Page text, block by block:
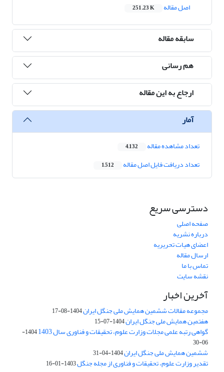
اصل مقاله
251.23 K
سابقه مقاله
هم رسانی
ارجاع به این مقاله
آمار
تعداد مشاهده مقاله 4,132
تعداد دریافت فایل اصل مقاله 1,512
دسترسی سریع
صفحه اصلی
درباره نشریه
اعضای هیات تحریریه
ارسال مقاله
تماس با ما
نقشه سایت
آخرین اخبار
مجموعه مقالات ششمین همایش ملی جنگل ایران1404-08-17
هفتمین همایش ملی جنگل ایران1404-07-15
گواهی رتبه علمی مجلات وزارت علوم، تحقیقات و فناوری سال 1403
1404-
06-30
ششمین همایش ملی جنگل ایران1404-04-31
تقدیر وزارت علوم، تحقیقات و فناوری از مجله جنگل1403-01-16